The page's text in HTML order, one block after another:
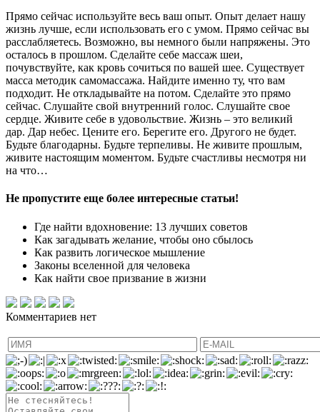
Прямо сейчас используйте весь ваш опыт. Опыт делает нашу
жизнь лучше, если использовать его с умом. Прямо сейчас вы
расслабляетесь. Возможно, вы немного были напряжены. Это
осталось в прошлом. Сделайте себе массаж шеи,
почувствуйте, как кровь сочиться по вашей шее. Существует
масса методик самомассажа. Найдите именно ту, что вам
подходит. Не откладывайте на потом. Сделайте это прямо
сейчас. Слушайте свой внутренний голос. Слушайте свое
сердце. Живите себе в удовольствие. Жизнь – это великий
дар. Дар небес. Цените его. Берегите его. Другого не будет.
Будьте благодарны. Будьте терпеливы. Не живите прошлым,
живите настоящим моментом. Будьте счастливы несмотря ни
на что…
Не пропустите еще более интересные статьи!
Где найти вдохновение: 13 лучших советов
Как загадывать желание, чтобы оно сбылось
Как развить логическое мышление
Законы вселенной для человека
Как найти свое призвание в жизни
Комментариев нет